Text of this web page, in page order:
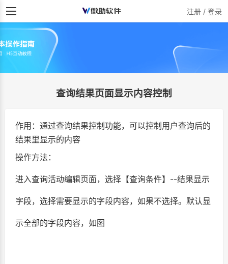
注册 / 登录
查询结果页面显示内容控制
作用：通过查询结果控制功能，可以控制用户查询后的
结果里显示的内容
操作方法：
进入查询活动编辑页面，选择【查询条件】--结果显示
字段，选择需要显示的字段内容，如果不选择。默认显
示全部的字段内容，如图